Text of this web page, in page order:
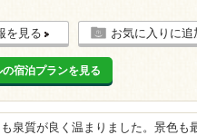
を見る お気に入りに追
宿泊プランを見る
泉質が良く温まりました。景色も